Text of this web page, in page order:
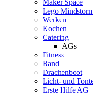
Maker Space
Lego
Werken
Kochen
Catering
AGs
Fitness
Band
Drachenboot
Licht- und
Erste Hilfe AG